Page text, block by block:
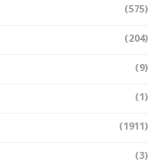
(575)
(204)
(9)
(1)
(1911)
(3)